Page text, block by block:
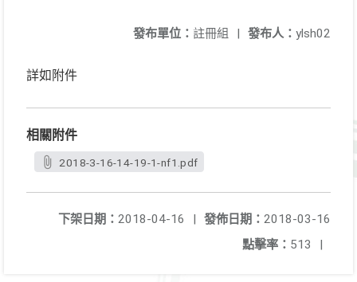
發布人： ylsh02
發布單位： 註冊組 |
詳如附件
相關附件
2018-3-16-14-19-1-nf1.pdf
發佈日期： 2018-03-16
下架日期： 2018-04-16
|
點擊率： 513 |